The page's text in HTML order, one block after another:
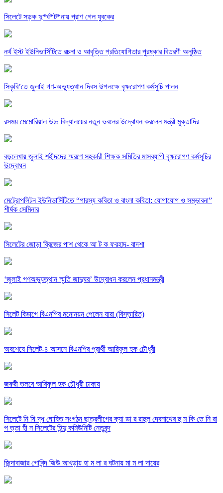
সিলেটে সড়ক দু*র্ঘ*ট*নায় প্রাণ গেল যুবকের
নর্থ ইস্ট ইউনিভার্সিটিতে রচনা ও আবৃত্তি প্রতিযোগিতার পুরষ্কার বিতরণী অনুষ্ঠিত
সিকৃবি’তে জুলাই গণ-অভ্যুত্থান দিবস উপলক্ষে বৃক্ষরোপণ কর্মসুচি পালন
রসময় মেমোরিয়াল উচ্চ বিদ্যালয়ের নতুন ভবনের উদ্বোধন করলেন মন্ত্রী মুক্তাদির
বড়লেখায় জুলাই শহীদদের স্মরণে সহকারী শিক্ষক সমিতির মাসব্যাপী বৃক্ষরোপণ কর্মসূচির
উদ্বোধন
মেট্রোপলিটন ইউনিভার্সিটিতে “পারস্য কবিতা ও বাংলা কবিতা: যোগাযোগ ও সম্ভাবনা”
শীর্ষক সেমিনার
সিলেটের জোড়া ব্রিজের পাশ থেকে আ ট ক ফরহাদ- বাদশা
‘জুলাই গণঅভ্যুত্থান স্মৃতি জাদুঘর’ উদ্বোধন করলেন প্রধানমন্ত্রী
সিলেট বিভাগে বিএনপির মনোনয়ন পেলেন যারা (বিস্তারিত)
অবশেষে সিলেট-৪ আসনে বিএনপির প্রার্থী আরিফুল হক চৌধুরী
জরুরী তলবে আরিফুল হক চৌধুরী ঢাকায়
সিলেটে নি ষি দ্ধ ঘোষিত সংগঠন ছাত্রলীগের ক্যা ডা র রাহুল দেবনাথের হু ম কি তে নি রা
প ত্তা হী ন সিলেটের হিন্দু কমিউনিটি নেতৃবৃন্দ
জিন্দাবাজার গোবিন্দ জিউ আখড়ায় হা ম লা র ঘটনায় মা ম লা দায়ের